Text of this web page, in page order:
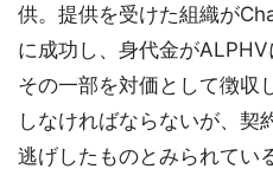
供。提供を受けた組織が
に成功し、身代金が
その一部を対価として徴収
しなければならないが、契
逃げしたものとみられてい